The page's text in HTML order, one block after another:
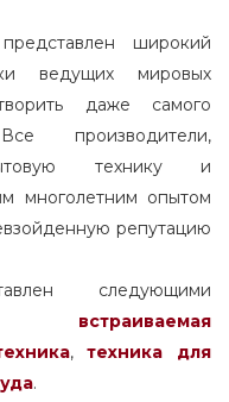
широкий
ведущих мировых
даже самого
производители,
технику и
многолетним опытом
репутацию
следующими
встраиваемая
,
техника для
.